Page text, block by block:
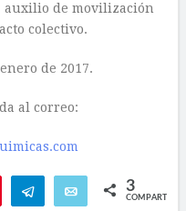
auxilio de movilización
colectivo.
de 2017.
al correo:
Telegram Email 3
COMPARTIR